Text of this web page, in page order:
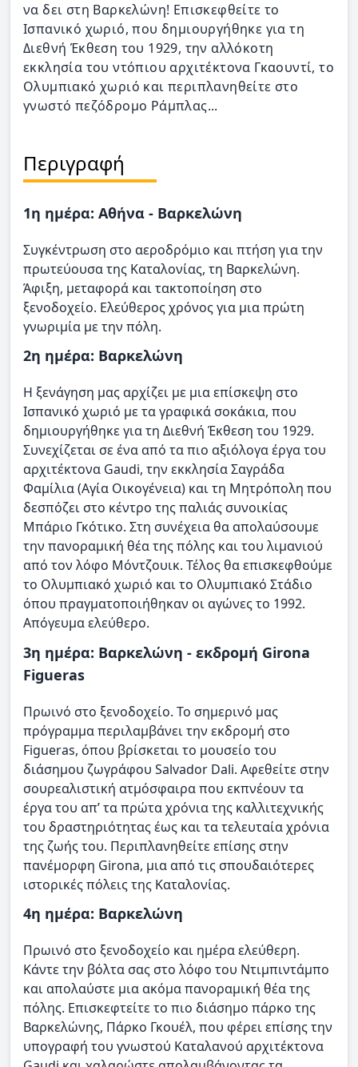
να δει στη Βαρκελώνη! Επισκεφθείτε το
Ισπανικό χωριό, που δημιουργήθηκε για τη
Διεθνή Έκθεση του 1929, την αλλόκοτη
εκκλησία του ντόπιου αρχιτέκτονα Γκαουντί, το
Ολυμπιακό χωριό και περιπλανηθείτε στο
γνωστό πεζόδρομο Ράμπλας...
Περιγραφή
1η ημέρα: Αθήνα - Βαρκελώνη
Συγκέντρωση στο αεροδρόμιο και πτήση για την
πρωτεύουσα της Καταλονίας, τη Βαρκελώνη.
Άφιξη, μεταφορά και τακτοποίηση στο
ξενοδοχείο. Ελεύθερος χρόνος για μια πρώτη
γνωριμία με την πόλη.
2η ημέρα: Βαρκελώνη
Η ξενάγηση μας αρχίζει με μια επίσκεψη στο
Ισπανικό χωριό με τα γραφικά σοκάκια, που
δημιουργήθηκε για τη Διεθνή Έκθεση του 1929.
Συνεχίζεται σε ένα από τα πιο αξιόλογα έργα του
αρχιτέκτονα Gaudi, την εκκλησία Σαγράδα
Φαμίλια (Αγία Οικογένεια) και τη Μητρόπολη που
δεσπόζει στο κέντρο της παλιάς συνοικίας
Μπάριο Γκότικο. Στη συνέχεια θα απολαύσουμε
την πανοραμική θέα της πόλης και του λιμανιού
από τον λόφο Μόντζουικ. Τέλος θα επισκεφθούμε
το Ολυμπιακό χωριό και το Ολυμπιακό Στάδιο
όπου πραγματοποιήθηκαν οι αγώνες το 1992.
Απόγευμα ελεύθερο.
3η ημέρα: Βαρκελώνη - εκδρομή Girona
Figueras
Πρωινό στο ξενοδοχείο. To σημερινό μας
πρόγραμμα περιλαμβάνει την εκδρομή στο
Figueras, όπου βρίσκεται το μουσείο του
διάσημου ζωγράφου Salvador Dali. Αφεθείτε στην
σουρεαλιστική ατμόσφαιρα που εκπνέουν τα
έργα του απ’ τα πρώτα χρόνια της καλλιτεχνικής
του δραστηριότητας έως και τα τελευταία χρόνια
της ζωής του. Περιπλανηθείτε επίσης στην
πανέμορφη Girona, μια από τις σπουδαιότερες
ιστορικές πόλεις της Καταλονίας.
4η ημέρα: Βαρκελώνη
Πρωινό στο ξενοδοχείο και ημέρα ελεύθερη.
Κάντε την βόλτα σας στο λόφο του Ντιμπιντάμπο
και απολαύστε μια ακόμα πανοραμική θέα της
πόλης. Επισκεφτείτε το πιο διάσημο πάρκο της
Βαρκελώνης, Πάρκο Γκουέλ, που φέρει επίσης την
υπογραφή του γνωστού Καταλανού αρχιτέκτονα